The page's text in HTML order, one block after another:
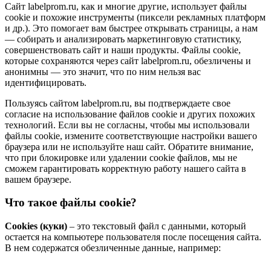
Сайт labelprom.ru, как и многие другие, использует файлы
cookie и похожие инструменты (пиксели рекламных платформ
и др.). Это помогает вам быстрее открывать страницы, а нам
— собирать и анализировать маркетинговую статистику,
совершенствовать сайт и наши продукты. Файлы сookie,
которые сохраняются через сайт labelprom.ru, обезличены и
анонимны — это значит, что по ним нельзя вас
идентифицировать.
Пользуясь сайтом labelprom.ru, вы подтверждаете свое
согласие на использование файлов cookie и других похожих
технологий. Если вы не согласны, чтобы мы использовали
файлы cookie, измените соответствующие настройки вашего
браузера или не используйте наш сайт. Обратите внимание,
что при блокировке или удалении cookie файлов, мы не
сможем гарантировать корректную работу нашего сайта в
вашем браузере.
Что такое файлы cookie?
Cookies (куки) – это текстовый файл с данными, который
остается на компьютере пользователя после посещения сайта.
В нем содержатся обезличенные данные, например: